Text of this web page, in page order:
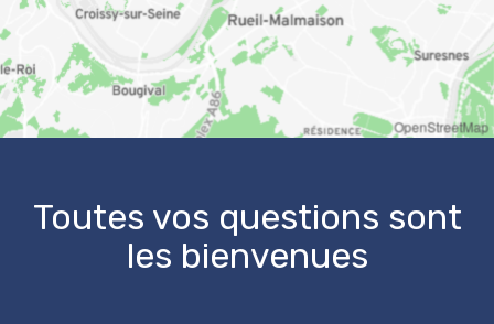
OpenStreetMap
Toutes vos questions sont
les bienvenues